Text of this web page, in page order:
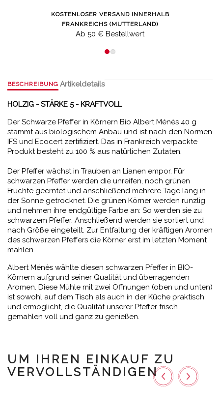
KOSTENLOSER VERSAND INNERHALB
FRANKREICHS (MUTTERLAND)
Ab 50 € Bestellwert
BESCHREIBUNG Artikeldetails
HOLZIG - STÄRKE 5 - KRAFTVOLL
Der Schwarze Pfeffer in Körnern Bio Albert Ménès 40 g
stammt aus biologischem Anbau und ist nach den Normen
IFS und Ecocert zertifiziert. Das in Frankreich verpackte
Produkt besteht zu 100 % aus natürlichen Zutaten.
Der Pfeffer wächst in Trauben an Lianen empor. Für
schwarzen Pfeffer werden die unreifen, noch grünen
Früchte geerntet und anschließend mehrere Tage lang in
der Sonne getrocknet. Die grünen Körner werden runzlig
und nehmen ihre endgültige Farbe an: So werden sie zu
schwarzem Pfeffer. Anschließend werden sie sortiert und
nach Größe eingeteilt. Zur Entfaltung der kräftigen Aromen
des schwarzen Pfeffers die Körner erst im letzten Moment
mahlen.
Albert Ménès wählte diesen schwarzen Pfeffer in BIO-
Körnern aufgrund seiner Qualität und überragenden
Aromen. Diese Mühle mit zwei Öffnungen (oben und unten)
ist sowohl auf dem Tisch als auch in der Küche praktisch
und ermöglicht, die Qualität unserer Pfeffer frisch
gemahlen voll und ganz zu genießen.
UM IHREN EINKAUF ZU
VERVOLLSTÄNDIGEN